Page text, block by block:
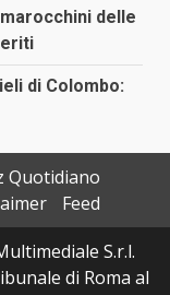
delle
di Colombo:
Quotidiano
Feed
S.r.l.
di Roma al